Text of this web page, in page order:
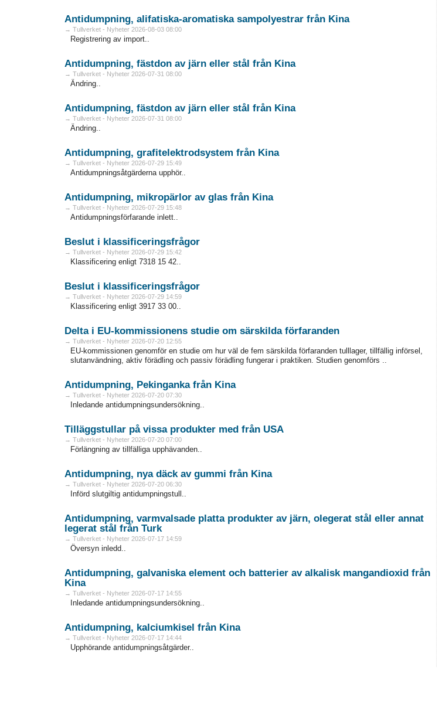
Antidumpning, alifatiska-aromatiska sampolyestrar från Kina
→ Tullverket - Nyheter 2026-08-03 08:00
Registrering av import..
Antidumpning, fästdon av järn eller stål från Kina
→ Tullverket - Nyheter 2026-07-31 08:00
Ändring..
Antidumpning, fästdon av järn eller stål från Kina
→ Tullverket - Nyheter 2026-07-31 08:00
Ändring..
Antidumpning, grafitelektrodsystem från Kina
→ Tullverket - Nyheter 2026-07-29 15:49
Antidumpningsåtgärderna upphör..
Antidumpning, mikropärlor av glas från Kina
→ Tullverket - Nyheter 2026-07-29 15:48
Antidumpningsförfarande inlett..
Beslut i klassificeringsfrågor
→ Tullverket - Nyheter 2026-07-29 15:42
Klassificering enligt 7318 15 42..
Beslut i klassificeringsfrågor
→ Tullverket - Nyheter 2026-07-29 14:59
Klassificering enligt 3917 33 00..
Delta i EU-kommissionens studie om särskilda förfaranden
→ Tullverket - Nyheter 2026-07-20 12:55
EU-kommissionen genomför en studie om hur väl de fem särskilda förfaranden tulllager, tillfällig införsel,
slutanvändning, aktiv förädling och passiv förädling fungerar i praktiken. Studien genomförs ..
Antidumpning, Pekinganka från Kina
→ Tullverket - Nyheter 2026-07-20 07:30
Inledande antidumpningsundersökning..
Tilläggstullar på vissa produkter med från USA
→ Tullverket - Nyheter 2026-07-20 07:00
Förlängning av tillfälliga upphävanden..
Antidumpning, nya däck av gummi från Kina
→ Tullverket - Nyheter 2026-07-20 06:30
Införd slutgiltig antidumpningstull..
Antidumpning, varmvalsade platta produkter av järn, olegerat stål eller annat
legerat stål från Turk
→ Tullverket - Nyheter 2026-07-17 14:59
Översyn inledd..
Antidumpning, galvaniska element och batterier av alkalisk mangandioxid från
Kina
→ Tullverket - Nyheter 2026-07-17 14:55
Inledande antidumpningsundersökning..
Antidumpning, kalciumkisel från Kina
→ Tullverket - Nyheter 2026-07-17 14:44
Upphörande antidumpningsåtgärder..